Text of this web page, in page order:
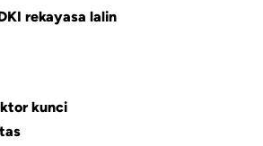
rekayasa lalin
kunci